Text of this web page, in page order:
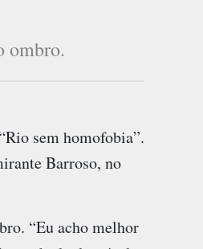
ombro.
sem homofobia”.
Barroso, no
“Eu acho melhor